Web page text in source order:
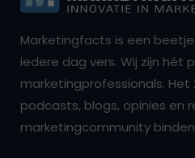
Marketingfacts is een
iedere dag vers. Wij zijn hét
marketingprofessionals. Het
podcasts, blogs, opinies en
marketingcommunity